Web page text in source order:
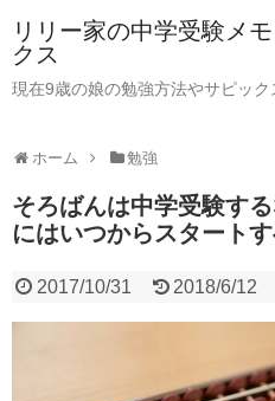
リリー家の中学受験メ
クス
現在9歳の娘の勉強方法やサピッ
ホーム 勉強
そろばんは中学受験す
にはいつからスタート
2017/10/31 2018/6/12